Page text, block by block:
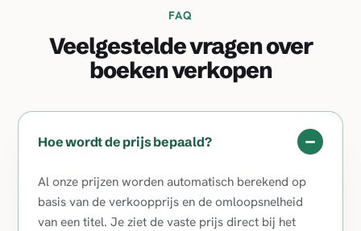
FAQ
Veelgestelde vragen over
boeken verkopen
Hoe wordt de prijs bepaald? −
Al onze prijzen worden automatisch berekend op
basis van de verkoopprijs en de omloopsnelheid
van een titel. Je ziet de vaste prijs direct bij het